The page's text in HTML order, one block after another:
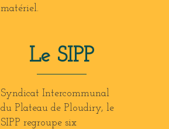
matériel.
Le SIPP
Syndicat Intercommunal
du Plateau de Ploudiry, le
SIPP regroupe six